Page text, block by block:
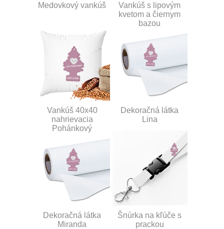
Medovkový vankúš
Vankúš s lipovým
kvetom a čiernym
bazou
Vankúš 40x40
nahrievacia
Pohánkový
Dekoračná látka
Lina
Dekoračná látka
Miranda
Šnúrka na kľúče s
prackou